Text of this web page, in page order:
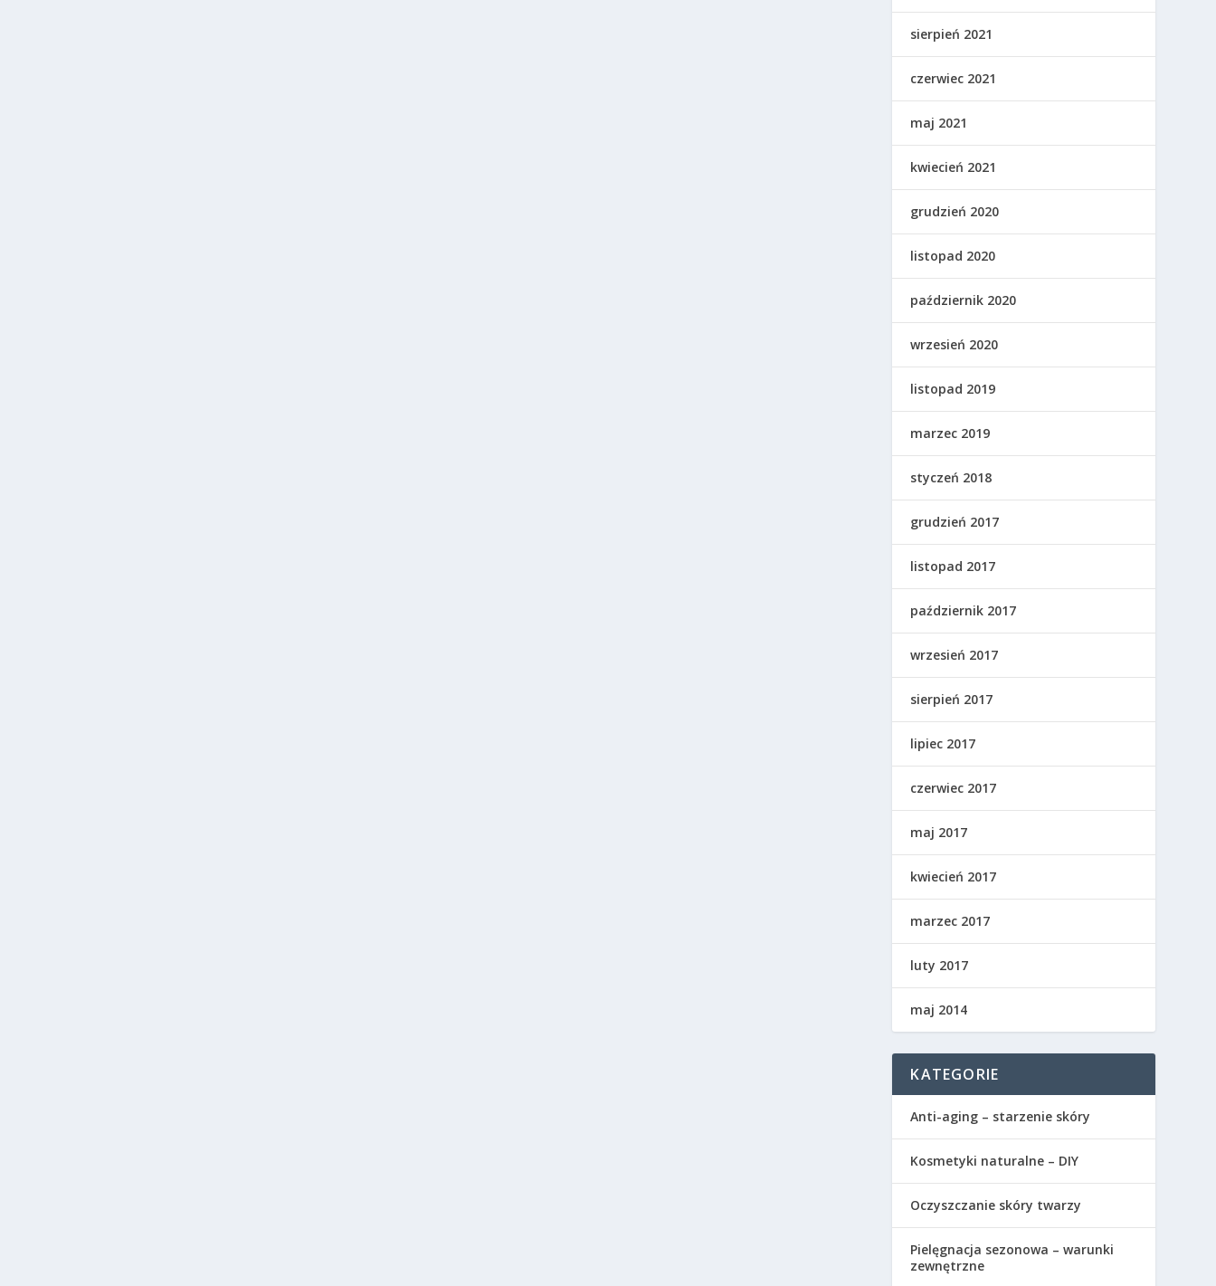
sierpień 2021
czerwiec 2021
maj 2021
kwiecień 2021
grudzień 2020
listopad 2020
październik 2020
wrzesień 2020
listopad 2019
marzec 2019
styczeń 2018
grudzień 2017
listopad 2017
październik 2017
wrzesień 2017
sierpień 2017
lipiec 2017
czerwiec 2017
maj 2017
kwiecień 2017
marzec 2017
luty 2017
maj 2014
KATEGORIE
Anti-aging – starzenie skóry
Kosmetyki naturalne – DIY
Oczyszczanie skóry twarzy
Pielęgnacja sezonowa – warunki
zewnętrzne